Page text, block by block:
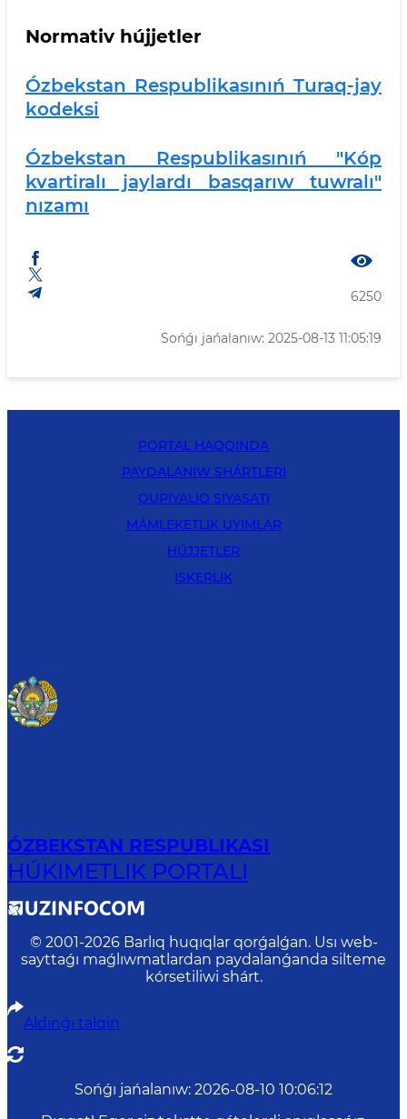
Normativ hújjetler
Ózbekstan Respublikasınıń Turaq-jay
kodeksi
Ózbekstan Respublikasınıń "Kóp
kvartiralı jaylardı basqarıw tuwralı"
nızamı
6250
Sońǵı jańalanıw: 2025-08-13 11:05:19
PORTAL HAQQINDA
PAYDALANIW SHÁRTLERI
QUPIYALIQ SIYASATI
MÁMLEKETLIK UYIMLAR
HÚJJETLER
ISKERLIK
ÓZBEKSTAN RESPUBLIKASI
HÚKIMETLIK PORTALI
© 2001-2026 Barlıq huqıqlar qorǵalǵan. Usı web-
sayttaǵı maǵlıwmatlardan paydalanǵanda silteme
kórsetiliwi shárt.
Aldınǵı talqin
Sońǵı jańalanıw: 2026-08-10 10:06:12